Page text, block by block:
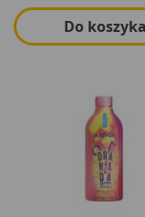
Do koszyka